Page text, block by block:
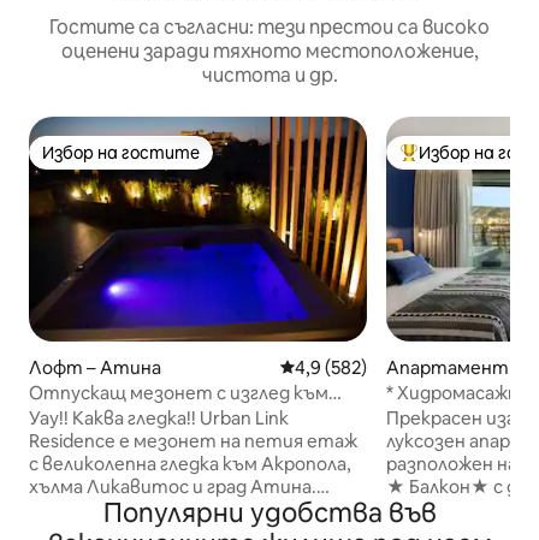
Гостите са съгласни: тези престои са високо
оценени заради тяхното местоположение,
чистота и др.
Избор на гостите
Избор на гостите
Лофт – Атина Средна оценка: 4,9 от 5,
4,9 (582)
Отпускащ мезонет с изглед към
Акропола и джакузи
Уау!! Каква гледка!! Urban Link
Residence е мезонет на петия етаж
с великолепна гледка към Акропола,
хълма Ликавитос и град Атина.
Наистина уникално място на
перфектно място с модерен дизайн!
Най-популярен
Избор на
Апартамент –
* Хидромасажна
Suites A *
Прекрасен
луксозен
разположен на
★ Балкон★ с
★ king size, ★ луксозна баня и
тоалетна ★ Wi ★ - Fi климатик ★
Популярни удобства във